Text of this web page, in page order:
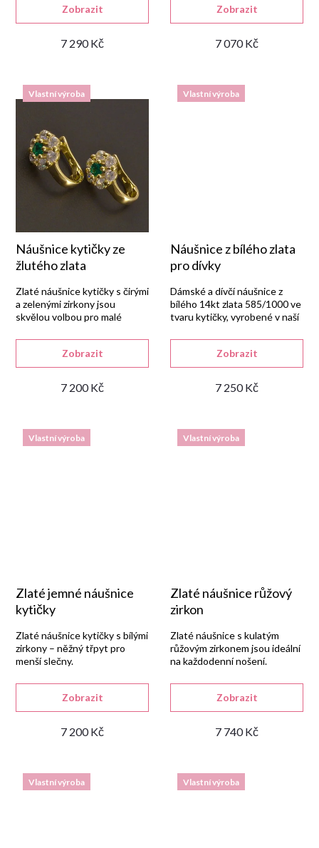
d
k
7 290 Kč
Zobrazit
7 070 Kč
Zobrazit
Vlastní výroba
Náušnice kytičky ze
žlutého zlata
7 200 Kč
Zobrazit
Zlaté náušnice kytičky s čirými
a zelenými zirkony jsou
skvělou volbou pro malé
Vlastní výroba
Náušnice z bílého zlata
pro dívky
7 250 Kč
Zobrazit
Dámské a dívčí náušnice z
bílého 14kt zlata 585/1000 ve
tvaru kytičky, vyrobené v naší
kulatým modrým syntetickým
akvamarínem.
Vlastní výroba
Zlaté jemné náušnice
kytičky
7 200 Kč
Zobrazit
Zlaté náušnice kytičky s bílými
zirkony – něžný třpyt pro
menší slečny.
Vlastní výroba
Zlaté náušnice růžový
zirkon
7 740 Kč
Zobrazit
Zlaté náušnice s kulatým
růžovým zirkonem jsou ideální
na každodenní nošení.
Vlastní výroba Vlastní výroba